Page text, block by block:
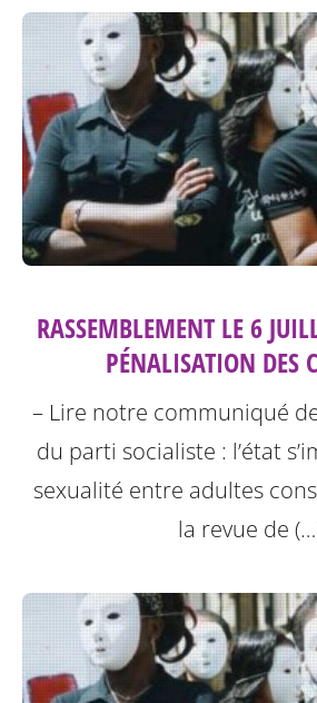
RASSEMBLEMENT LE 6
PÉNALISATION DES
– Lire notre communiqué
du parti socialiste : l’état
sexualité entre adultes
la revue de